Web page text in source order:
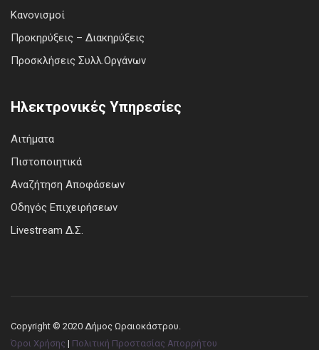
Κανονισμοί
Προκηρύξεις – Διακηρύξεις
Προσκλήσεις Συλλ.Οργάνων
Ηλεκτρονικές Υπηρεσίες
Αιτήματα
Πιστοποιητικά
Αναζήτηση Αποφάσεων
Οδηγός Επιχειρήσεων
Livestream Δ.Σ.
Copyright © 2020 Δήμος Ωραιοκάστρου.
Όροι Χρήσης | Πολιτική Προστασίας Απορρήτου